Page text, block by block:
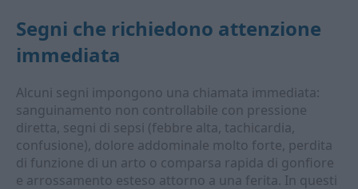
Segni che richiedono attenzione
immediata
Alcuni segni impongono una chiamata immediata:
sanguinamento non controllabile con pressione
diretta, segni di sepsi (febbre alta, tachicardia,
confusione), dolore addominale molto forte, perdita
di funzione di un arto o comparsa rapida di gonfiore
e arrossamento esteso attorno a una ferita. In questi